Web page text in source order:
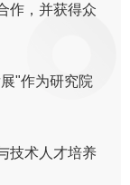
作，并获得众
"作为研究院
技术人才培养